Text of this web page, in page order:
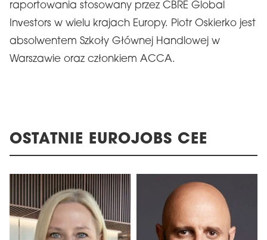
raportowania stosowany przez CBRE Global
Investors w wielu krajach Europy. Piotr Oskierko jest
absolwentem Szkoły Głównej Handlowej w
Warszawie oraz członkiem ACCA.
OSTATNIE EUROJOBS CEE